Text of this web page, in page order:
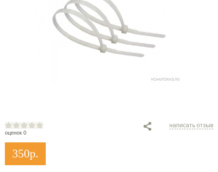
оценок 0
написать отзыв
350р.